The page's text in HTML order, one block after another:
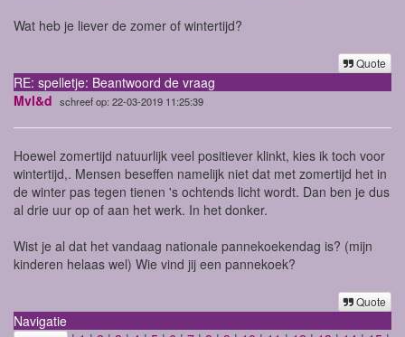
Wat heb je liever de zomer of wintertijd?
Quote
RE: spelletje: Beantwoord de vraag
Mvl&d schreef op: 22-03-2019 11:25:39
Hoewel zomertijd natuurlijk veel positiever klinkt, kies ik toch voor
wintertijd,. Mensen beseffen namelijk niet dat met zomertijd het in
de winter pas tegen tienen 's ochtends licht wordt. Dan ben je dus
al drie uur op of aan het werk. In het donker.
Wist je al dat het vandaag nationale pannekoekendag is? (mijn
kinderen helaas wel) Wie vind jij een pannekoek?
Quote
Navigatie